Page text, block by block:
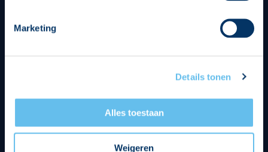
Marketing
Details tonen
Alles toestaan
Weigeren